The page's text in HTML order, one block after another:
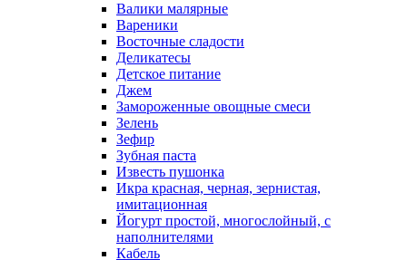
Валики малярные
Вареники
Восточные сладости
Деликатесы
Детское питание
Джем
Замороженные овощные смеси
Зелень
Зефир
Зубная паста
Известь пушонка
Икра красная, черная, зернистая,
имитационная
Йогурт простой, многослойный, с
наполнителями
Кабель